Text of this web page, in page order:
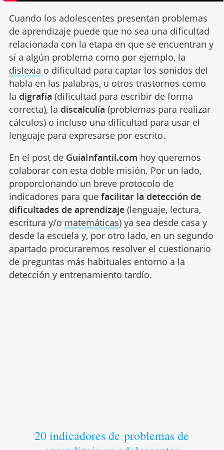
Cuando los adolescentes presentan problemas
de aprendizaje puede que no sea una dificultad
relacionada con la etapa en que se encuentran y
sí a algún problema como por ejemplo, la
dislexia o dificultad para captar los sonidos del
habla en las palabras, u otros trastornos como
la digrafía (dificultad para escribir de forma
correcta), la discalculía (problemas para realizar
cálculos) o incluso una dificultad para usar el
lenguaje para expresarse por escrito.
En el post de GuiaInfantil.com hoy queremos
colaborar con esta doble misión. Por un lado,
proporcionando un breve protocolo de
indicadores para que facilitar la detección de
dificultades de aprendizaje(lenguaje, lectura,
escritura y/o matemáticas) ya sea desde casa y
desde la escuela y, por otro lado, en un segundo
apartado procuraremos resolver el cuestionario
de preguntas más habituales entorno a la
detección y entrenamiento tardío.
20 indicadores de problemas de